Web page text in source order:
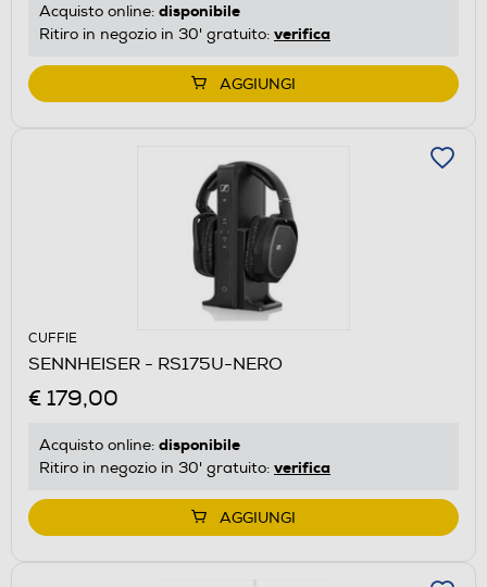
Acquisto online: disponibile
Ritiro in negozio in 30' gratuito: verifica
AGGIUNGI
CUFFIE
SENNHEISER - RS175U-NERO
€ 179,00
Acquisto online: disponibile
Ritiro in negozio in 30' gratuito: verifica
AGGIUNGI